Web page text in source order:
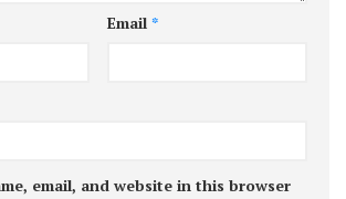
Email *
email, and website in this browser